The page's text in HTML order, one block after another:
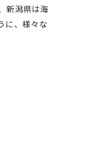
新潟県は海
に、様々な